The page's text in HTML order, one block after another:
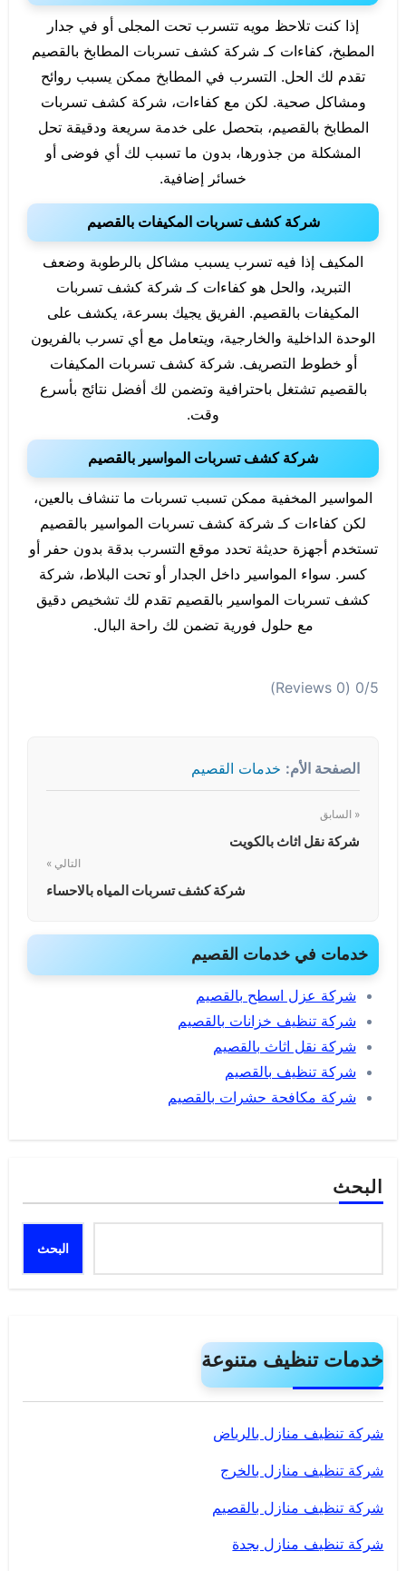
إذا كنت تلاحظ مويه تتسرب تحت المجلى أو في جدار
المطبخ، كفاءات كـ شركة كشف تسربات المطابخ بالقصيم
تقدم لك الحل. التسرب في المطابخ ممكن يسبب روائح
ومشاكل صحية. لكن مع كفاءات، شركة كشف تسربات
المطابخ بالقصيم، بتحصل على خدمة سريعة ودقيقة تحل
المشكلة من جذورها، بدون ما تسبب لك أي فوضى أو
خسائر إضافية.
شركة كشف تسربات المكيفات بالقصيم
المكيف إذا فيه تسرب يسبب مشاكل بالرطوبة وضعف
التبريد، والحل هو كفاءات كـ شركة كشف تسربات
المكيفات بالقصيم. الفريق يجيك بسرعة، يكشف على
الوحدة الداخلية والخارجية، ويتعامل مع أي تسرب بالفريون
أو خطوط التصريف. شركة كشف تسربات المكيفات
بالقصيم تشتغل باحترافية وتضمن لك أفضل نتائج بأسرع
وقت.
شركة كشف تسربات المواسير بالقصيم
المواسير المخفية ممكن تسبب تسربات ما تنشاف بالعين،
لكن كفاءات كـ شركة كشف تسربات المواسير بالقصيم
تستخدم أجهزة حديثة تحدد موقع التسرب بدقة بدون حفر أو
كسر. سواء المواسير داخل الجدار أو تحت البلاط، شركة
كشف تسربات المواسير بالقصيم تقدم لك تشخيص دقيق
مع حلول فورية تضمن لك راحة البال.
0/5
(0 Reviews)
الصفحة الأم: خدمات القصيم
« السابق
شركة نقل اثاث بالكويت
التالي »
شركة كشف تسربات المياه بالاحساء
خدمات في خدمات القصيم
شركة عزل اسطح بالقصيم
شركة تنظيف خزانات بالقصيم
شركة نقل اثاث بالقصيم
شركة تنظيف بالقصيم
شركة مكافحة حشرات بالقصيم
البحث
البحث
خدمات تنظيف متنوعة
شركة تنظيف منازل بالرياض
شركة تنظيف منازل بالخرج
شركة تنظيف منازل بالقصيم
شركة تنظيف منازل بجدة